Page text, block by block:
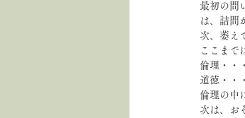
最初の問
は、詰問
次、萎え
ここまで
倫理・・
道徳・・
倫理の中
次は、お